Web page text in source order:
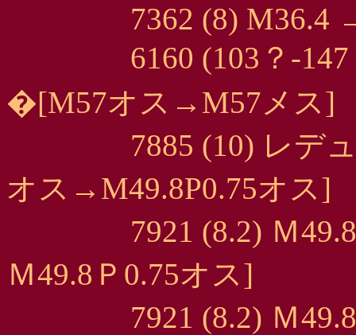
7362 (8) M36.4 →
6160 (103？-147？)
�[M57オス→M57メス]
7885 (10) レデュー
オス→M49.8P0.75オス]
7921 (8.2) Ｍ49.8延
Ｍ49.8Ｐ0.75オス]
7921 (8.2) Ｍ49.8延